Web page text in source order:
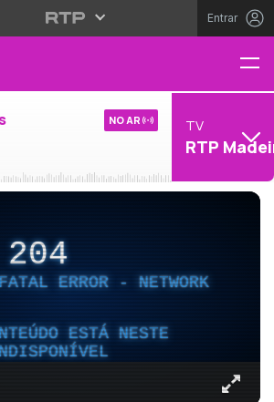
Entrar
NO AR TV
RTP
204
ERROR - NETWORK
ESTÁ NESTE